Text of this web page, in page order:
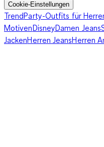
Cookie-Einstellungen
TrendParty-Outfits für
MotivenDisneyDamen Jeans
JackenHerren JeansHerren